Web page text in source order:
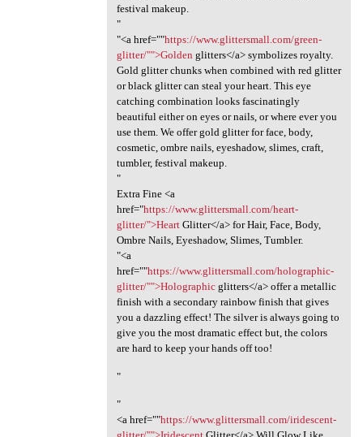
festival makeup.
"
"<a href=""https://www.glittersmall.com/green-
glitter/"">Golden glitters</a> symbolizes royalty.
Gold glitter chunks when combined with red glitter
or black glitter can steal your heart. This eye
catching combination looks fascinatingly
beautiful either on eyes or nails, or where ever you
use them. We offer gold glitter for face, body,
cosmetic, ombre nails, eyeshadow, slimes, craft,
tumbler, festival makeup.
"
Extra Fine <a
href="https://www.glittersmall.com/heart-
glitter/">HeartGlitter</a> for Hair, Face, Body,
Ombre Nails, Eyeshadow, Slimes, Tumbler.
"<a
href=""https://www.glittersmall.com/holographic-
glitter/"">Holographicglitters</a> offer a metallic
finish with a secondary rainbow finish that gives
you a dazzling effect! The silver is always going to
give you the most dramatic effect but, the colors
are hard to keep your hands off too!
"
"
<a href=""https://www.glittersmall.com/iridescent-